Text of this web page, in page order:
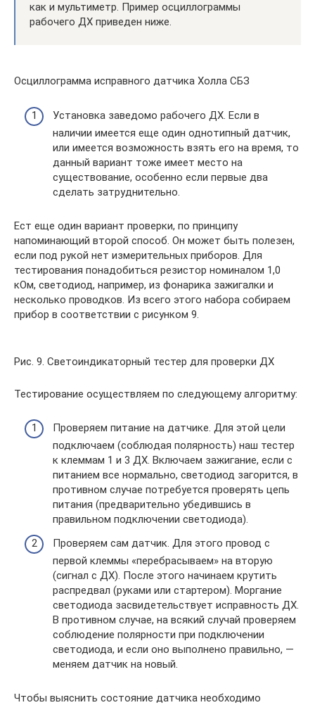
как и мультиметр. Пример осциллограммы
рабочего ДХ приведен ниже.
Осциллограмма исправного датчика Холла СБЗ
Установка заведомо рабочего ДХ. Если в
наличии имеется еще один однотипный датчик,
или имеется возможность взять его на время, то
данный вариант тоже имеет место на
существование, особенно если первые два
сделать затруднительно.
Ест еще один вариант проверки, по принципу
напоминающий второй способ. Он может быть полезен,
если под рукой нет измерительных приборов. Для
тестирования понадобиться резистор номиналом 1,0
кОм, светодиод, например, из фонарика зажигалки и
несколько проводков. Из всего этого набора собираем
прибор в соответствии с рисунком 9.
Рис. 9. Светоиндикаторный тестер для проверки ДХ
Тестирование осуществляем по следующему алгоритму:
Проверяем питание на датчике. Для этой цели
подключаем (соблюдая полярность) наш тестер
к клеммам 1 и 3 ДХ. Включаем зажигание, если с
питанием все нормально, светодиод загорится, в
противном случае потребуется проверять цепь
питания (предварительно убедившись в
правильном подключении светодиода).
Проверяем сам датчик. Для этого провод с
первой клеммы «перебрасываем» на вторую
(сигнал с ДХ). После этого начинаем крутить
распредвал (руками или стартером). Моргание
светодиода засвидетельствует исправность ДХ.
В противном случае, на всякий случай проверяем
соблюдение полярности при подключении
светодиода, и если оно выполнено правильно, —
меняем датчик на новый.
Чтобы выяснить состояние датчика необходимо